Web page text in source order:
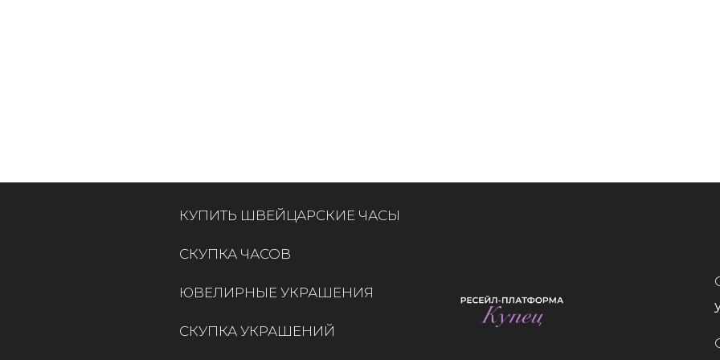
КУПИТЬ ШВЕЙЦАРСКИЕ ЧАСЫ
СКУПКА ЧАСОВ
ЮВЕЛИРНЫЕ УКРАШЕНИЯ
СКУПКА УКРАШЕНИЙ